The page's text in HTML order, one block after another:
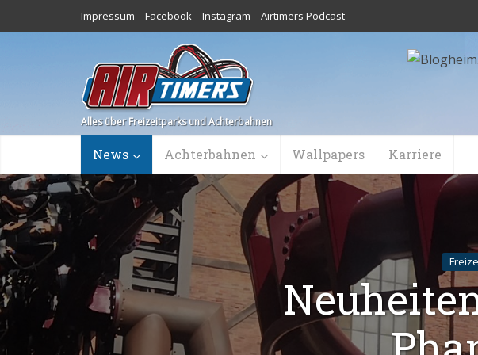
Impressum Facebook Instagram Airtimers Podcast
Alles über Freizeitparks und Achterbahnen
News Achterbahnen Wallpapers Karriere